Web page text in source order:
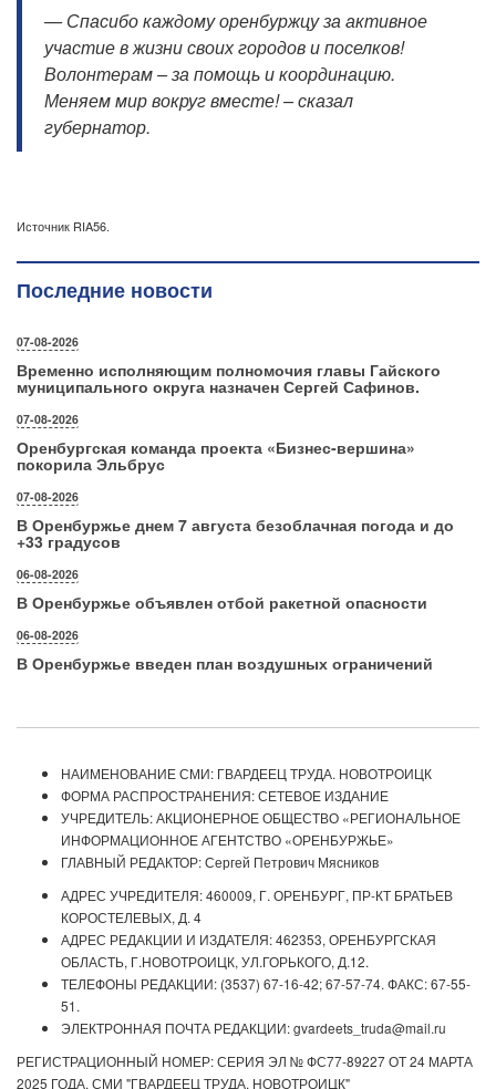
— Спасибо каждому оренбуржцу за активное
участие в жизни своих городов и поселков!
Волонтерам – за помощь и координацию.
Меняем мир вокруг вместе! – сказал
губернатор.
Источник RIA56.
Последние новости
07-08-2026
Временно исполняющим полномочия главы Гайского
муниципального округа назначен Сергей Сафинов.
07-08-2026
Оренбургская команда проекта «Бизнес‑вершина»
покорила Эльбрус
07-08-2026
В Оренбуржье днем 7 августа безоблачная погода и до
+33 градусов
06-08-2026
В Оренбуржье объявлен отбой ракетной опасности
06-08-2026
В Оренбуржье введен план воздушных ограничений
НАИМЕНОВАНИЕ СМИ: ГВАРДЕЕЦ ТРУДА. НОВОТРОИЦК
ФОРМА РАСПРОСТРАНЕНИЯ: СЕТЕВОЕ ИЗДАНИЕ
УЧРЕДИТЕЛЬ: АКЦИОНЕРНОЕ ОБЩЕСТВО «РЕГИОНАЛЬНОЕ
ИНФОРМАЦИОННОЕ АГЕНТСТВО «ОРЕНБУРЖЬЕ»
ГЛАВНЫЙ РЕДАКТОР: Сергей Петрович Мясников
АДРЕС УЧРЕДИТЕЛЯ: 460009, Г. ОРЕНБУРГ, ПР-КТ БРАТЬЕВ
КОРОСТЕЛЕВЫХ, Д. 4
АДРЕС РЕДАКЦИИ И ИЗДАТЕЛЯ: 462353, ОРЕНБУРГСКАЯ
ОБЛАСТЬ, Г.НОВОТРОИЦК, УЛ.ГОРЬКОГО, Д.12.
ТЕЛЕФОНЫ РЕДАКЦИИ: (3537) 67-16-42; 67-57-74. ФАКС: 67-55-
51.
ЭЛЕКТРОННАЯ ПОЧТА РЕДАКЦИИ: gvardeets_truda@mail.ru
РЕГИСТРАЦИОННЫЙ НОМЕР: СЕРИЯ ЭЛ № ФС77-89227 ОТ 24 МАРТА
2025 ГОДА. СМИ "ГВАРДЕЕЦ ТРУДА. НОВОТРОИЦК"